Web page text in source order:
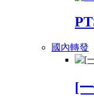
國內轉發
[